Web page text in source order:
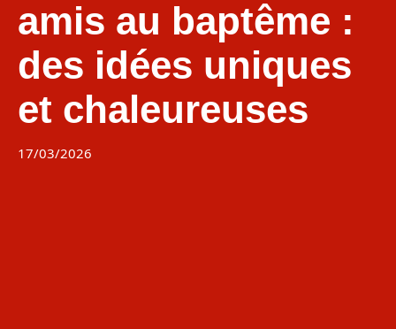
amis au baptême :
des idées uniques
et chaleureuses
17/03/2026